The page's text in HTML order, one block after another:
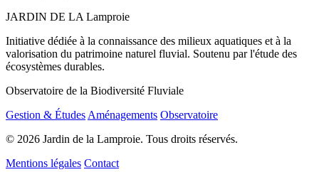
JARDIN DE LA Lamproie
Initiative dédiée à la connaissance des milieux aquatiques et à la
valorisation du patrimoine naturel fluvial. Soutenu par l'étude des
écosystèmes durables.
Observatoire de la Biodiversité Fluviale
Gestion & Études Aménagements Observatoire
© 2026 Jardin de la Lamproie. Tous droits réservés.
Mentions légales Contact